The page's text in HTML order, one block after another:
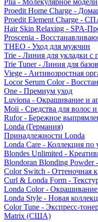
Plia - Молекулярное
Proedit Home Charge -
Proedit Element Charge -
Hair Skin Relaxing - SPA-
Proscenia -
THEO - Уход для мужчин
Trie - Линия для укладки с
Trie Tuner - Линия для
Viege - Антивозростная
Locor Serum Color -
One - Премиум уход
Luviona - Окрашивание и
Moii - Средства для волос
Rufor - Бережное
Londa (Германия)
Принадлежности Londa
Londa Care - Коллекция по
Blondes Unlimited -
Blondoran Blonding Powder
Color Switch - Оттеночная
Curl & Londa Form -
Londa Color - Окрашивание
Londa Style - Новая
Color Tune - Экспресс-
Matrix (США)